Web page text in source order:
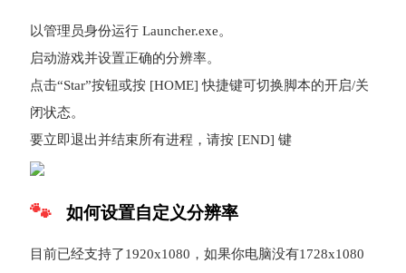
以管理员身份运行 Launcher.exe。
启动游戏并设置正确的分辨率。
点击“Star”按钮或按 [HOME] 快捷键可切换脚本的开启/关
闭状态。
要立即退出并结束所有进程，请按 [END] 键
如何设置自定义分辨率
目前已经支持了1920x1080，如果你电脑没有1728x1080